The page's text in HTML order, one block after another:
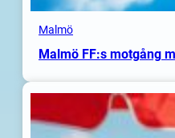
Malmö
Malmö FF:s motgång